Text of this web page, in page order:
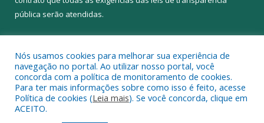
pública serão atendidas.
Todos os direitos reservados a Câmara Municipal de Anapu.
Nós usamos cookies para melhorar sua experiência de
navegação no portal. Ao utilizar nosso portal, você
concorda com a política de monitoramento de cookies.
Para ter mais informações sobre como isso é feito, acesse
Política de cookies (Leia mais). Se você concorda, clique em
ACEITO.